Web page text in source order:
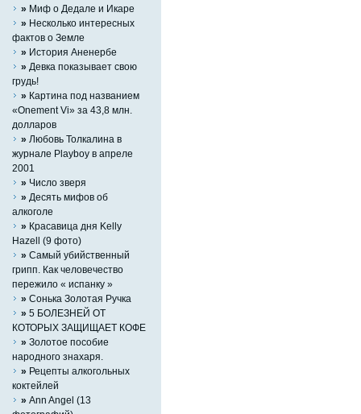
» Миф о Дедале и Икаре
» Несколько интересных
фактов о Земле
» История Аненербе
» Девка показывает свою
грудь!
» Картина под названием
«Onement Vi» за 43,8 млн.
долларов
» Любовь Толкалина в
журнале Playboy в апреле
2001
» Число зверя
» Десять мифов об
алкоголе
» Красавица дня Kelly
Hazell (9 фото)
» Самый убийственный
грипп. Как человечество
пережило « испанку »
» Сонька Золотая Ручка
» 5 БОЛЕЗНЕЙ ОТ
КОТОРЫХ ЗАЩИЩАЕТ КОФЕ
» Золотое пособие
народного знахаря.
» Рецепты алкогольных
коктейлей
» Ann Angel (13